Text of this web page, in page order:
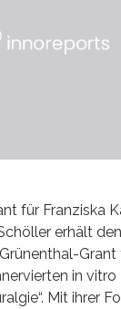
für Franziska
erhält
Grant
in
Mit ihrer